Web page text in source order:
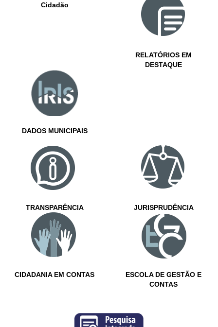
Cidadão
RELATÓRIOS EM
DESTAQUE
DADOS MUNICIPAIS
TRANSPARÊNCIA JURISPRUDÊNCIA
CIDADANIA EM CONTAS
ESCOLA DE GESTÃO E
CONTAS